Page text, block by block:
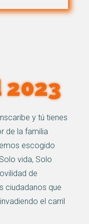
y tú tienes
de la familia
escogido
vida, Solo
de
ciudadanos que
el carril